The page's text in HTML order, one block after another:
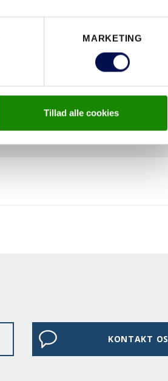
MARKETING
Tillad alle cookies
KONTAKT OS